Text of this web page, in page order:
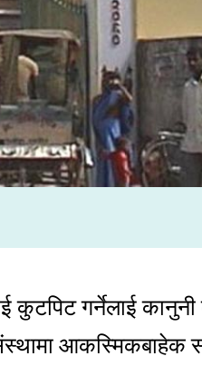
गर्नेलाई कानुनी
आकस्मिकबाहेक